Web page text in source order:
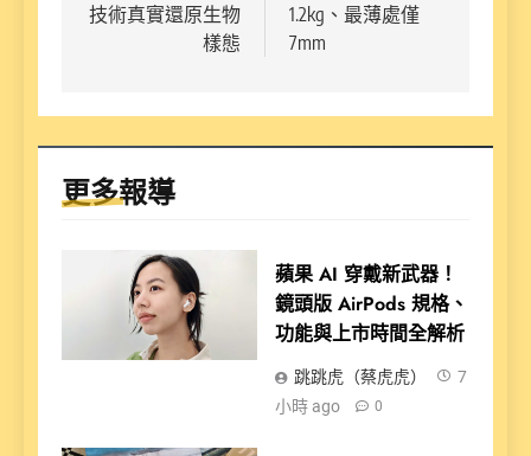
覽
技術真實還原生物
樣態
1.2kg、最薄處僅
7mm
更多報導
蘋果 AI 穿戴新武器！
鏡頭版 AirPods 規格、
功能與上市時間全解析
跳跳虎（蔡虎虎）
7
小時 ago
0